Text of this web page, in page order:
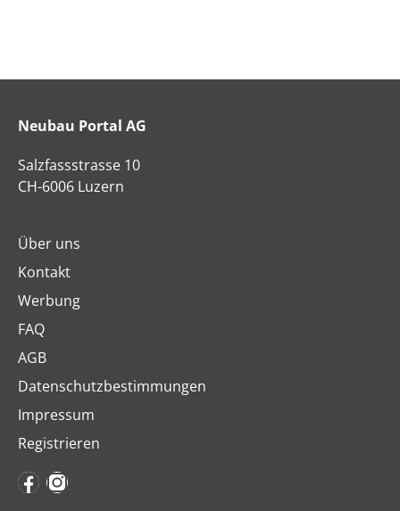
Neubau Portal AG
Salzfassstrasse 10
CH-6006 Luzern
Über uns
Kontakt
Werbung
FAQ
AGB
Datenschutzbestimmungen
Impressum
Registrieren